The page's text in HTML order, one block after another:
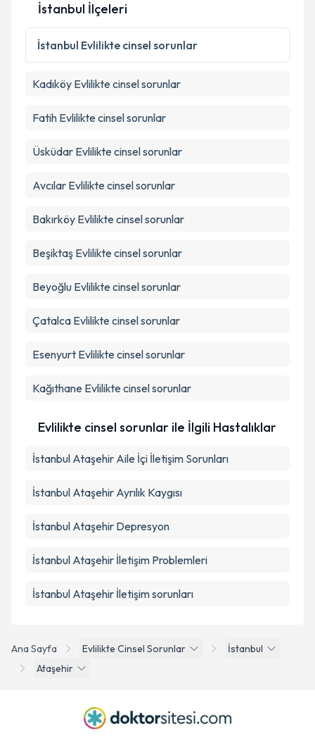
Kişisel verilerimin işlenmesine ilişkin
Metni 'ni okudum ve kişisel verilerimin belirtilen
Takvim Talebini Gönder
Ana Sayfa Evlilikte Cinsel Sorunlar
İstanbul
Ataşehir
İstanbul İlçeleri
İstanbul Evlilikte cinsel sorunlar
Kadıköy Evlilikte cinsel sorunlar
Fatih Evlilikte cinsel sorunlar
Üsküdar Evlilikte cinsel sorunlar
Avcılar Evlilikte cinsel sorunlar
Bakırköy Evlilikte cinsel sorunlar
Beşiktaş Evlilikte cinsel sorunlar
Beyoğlu Evlilikte cinsel sorunlar
Çatalca Evlilikte cinsel sorunlar
Esenyurt Evlilikte cinsel sorunlar
Kağıthane Evlilikte cinsel sorunlar
Evlilikte cinsel sorunlar ile İlgili Hastalıklar
İstanbul Ataşehir Aile İçi İletişim Sorunları
İstanbul Ataşehir Ayrılık Kaygısı
İstanbul Ataşehir Depresyon
İstanbul Ataşehir İletişim Problemleri
İstanbul Ataşehir İletişim sorunları